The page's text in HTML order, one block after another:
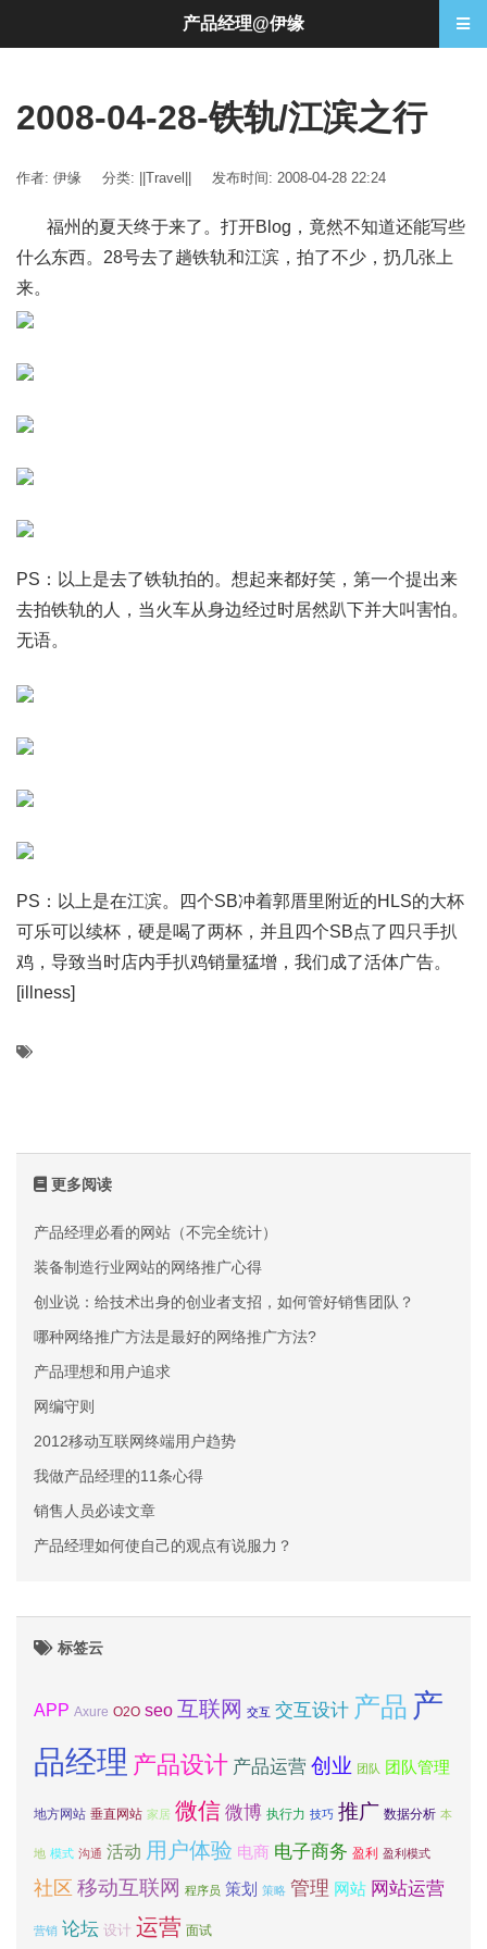
2008-04-28-铁轨/江滨之行
作者: 伊缘 分类: ||Travel|| 发布时间: 2008-04-28 22:24
福州的夏天终于来了。打开Blog，竟然不知道还能写些
什么东西。28号去了趟铁轨和江滨，拍了不少，扔几张上
来。
PS：以上是去了铁轨拍的。想起来都好笑，第一个提出来
去拍铁轨的人，当火车从身边经过时居然趴下并大叫害怕。
无语。
PS：以上是在江滨。四个SB冲着郭厝里附近的HLS的大杯
可乐可以续杯，硬是喝了两杯，并且四个SB点了四只手扒
鸡，导致当时店内手扒鸡销量猛增，我们成了活体广告。
[illness]
更多阅读
产品经理必看的网站（不完全统计）
装备制造行业网站的网络推广心得
创业说：给技术出身的创业者支招，如何管好销售团队？
哪种网络推广方法是最好的网络推广方法?
产品理想和用户追求
网编守则
2012移动互联网终端用户趋势
我做产品经理的11条心得
销售人员必读文章
产品经理如何使自己的观点有说服力？
标签云
APP Axure O2O seo 互联网 交互 交互设计 产品 产
品经理 产品设计 产品运营 创业 团队 团队管理
地方网站 垂直网站 家居 微信 微博 执行力 技巧 推广 数据分析 本
地 模式 沟通 活动 用户体验 电商 电子商务 盈利 盈利模式
社区 移动互联网 程序员 策划 策略 管理 网站 网站运营
营销 论坛 设计 运营 面试
产品经理@伊缘